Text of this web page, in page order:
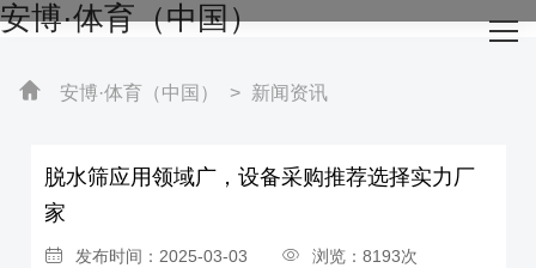
安博·体育（中国）
网站安博·体育（中国）
关于我们
成功案例
安博·体育（中国） > 新闻资讯
脱水筛应用领域广，设备采购推荐选择实力厂
家
发布时间：2025-03-03 浏览：8193次